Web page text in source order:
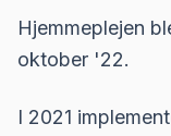
Hjemmeplejen
oktober '22.
I 2021